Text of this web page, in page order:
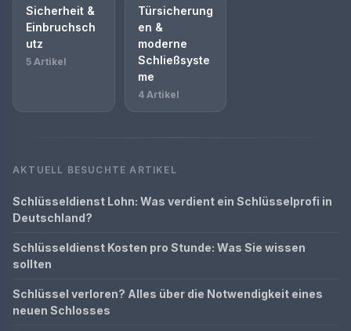
Sicherheit &
Einbruchsch
utz
5 Artikel
Türsicherung
en &
moderne
Schließsyste
me
4 Artikel
AKTUELL BESUCHTE ARTIKEL
Schlüsseldienst Lohn: Was verdient ein Schlüsselprofi in
Deutschland?
Schlüsseldienst Kosten pro Stunde: Was Sie wissen
sollten
Schlüssel verloren? Alles über die Notwendigkeit eines
neuen Schlosses